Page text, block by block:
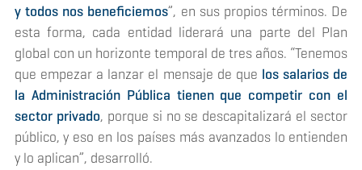
y todos nos beneficiemos”, en sus propios términos. De
esta forma, cada entidad liderará una parte del Plan
global con un horizonte temporal de tres años. “Tenemos
que empezar a lanzar el mensaje de que los salarios de
la Administración Pública tienen que competir con el
sector privado, porque si no se descapitalizará el sector
público, y eso en los países más avanzados lo entienden
y lo aplican”, desarrolló.